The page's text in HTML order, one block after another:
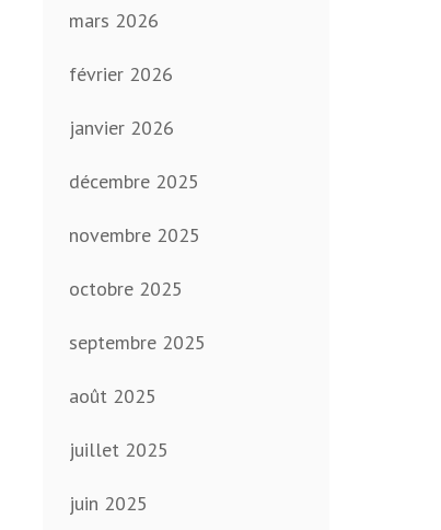
mars 2026
février 2026
janvier 2026
décembre 2025
novembre 2025
octobre 2025
septembre 2025
août 2025
juillet 2025
juin 2025